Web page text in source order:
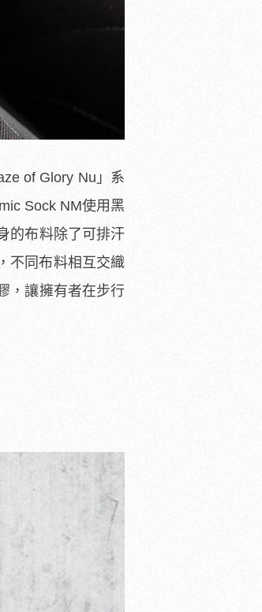
of Glory Nu 」系
Sock NM使用黑
的布料除了可排汗
不同布料相互交織
，讓擁有者在步行